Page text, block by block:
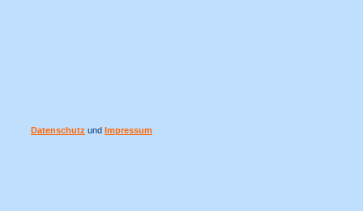
Datenschutz und Impressum